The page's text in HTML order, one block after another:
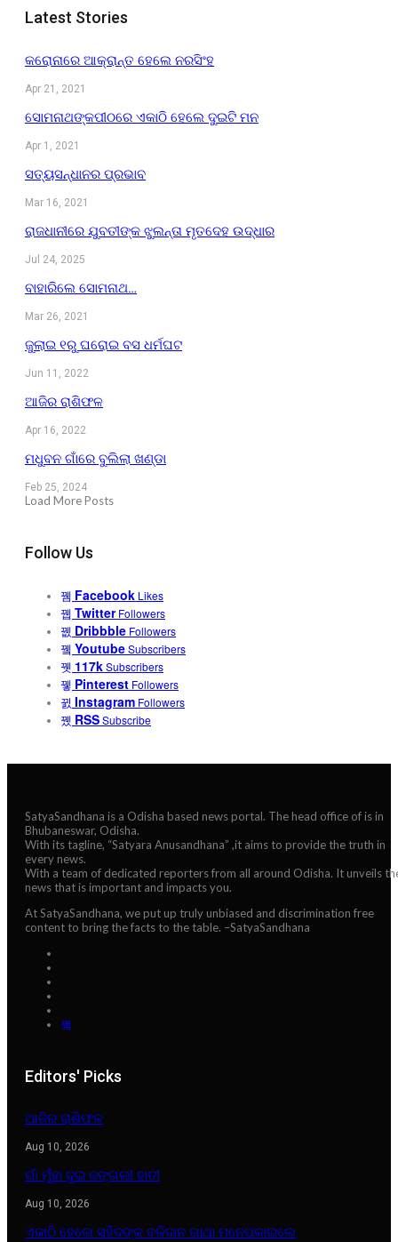
Latest Stories
କରୋନାରେ ଆକ୍ରାନ୍ତ ହେଲେ ନରସିଂହ
Apr 21, 2021
ସୋମନାଥଙ୍କପୀଠରେ ଏକାଠି ହେଲେ ଦୁଇଟି ମନ
Apr 1, 2021
ସତ୍ୟସନ୍ଧାନର ପ୍ରଭାବ
Mar 16, 2021
ରାଜଧାନୀରେ ଯୁବତୀଙ୍କ ଝୁଲନ୍ତା ମୃତଦେହ ଉଦ୍ଧାର
Jul 24, 2025
ବାହାରିଲେ ସୋମନାଥ…
Mar 26, 2021
ଜୁଲାଇ ୧ରୁ ଘରୋଇ ବସ ଧର୍ମଘଟ
Jun 11, 2022
ଆଜିର ରାଶିଫଳ
Apr 16, 2022
ମଧୁବନ ଗାଁରେ ବୁଲିଲା ଖଣ୍ଡା
Feb 25, 2024
Load More Posts
Follow Us
Facebook Likes
Twitter Followers
Dribbble Followers
YoutubeSubscribers
117kSubscribers
Pinterest Followers
Instagram Followers
RSSSubscribe
SatyaSandhana is a Odisha based news portal. The head office of is in
Bhubaneswar, Odisha.
With its tagline, “Satyara Anusandhana” ,it aims to provide the truth in
every news.
With a team of dedicated reporters from all around Odisha. It unveils
news that is important and impacts you.
At SatyaSandhana, we put up truly unbiased and discrimination free
content to bring the facts to the table. –SatyaSandhana
Editors' Picks
ଆଜିର ରାଶିଫଳ
Aug 10, 2026
ଗାଁ ମୁଁହା ଦୁଇ ଜଙ୍ଗଲୀ ହାତୀ
Aug 10, 2026
ଏକାଠି ହେଲେ ସହିଦଙ୍କ ବଳିଦାନ ଗାଥା ମନେପକାଇଲେ